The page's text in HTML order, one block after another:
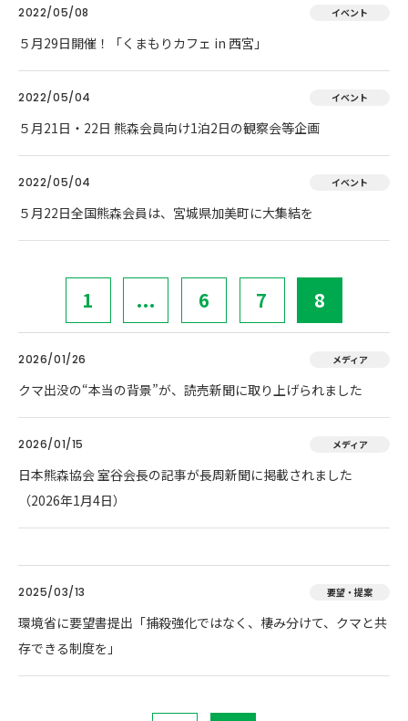
2022/05/08 イベント
５月29日開催！「くまもりカフェ in 西宮」
2022/05/04 イベント
５月21日・22日 熊森会員向け1泊2日の観察会等企画
2022/05/04 イベント
５月22日全国熊森会員は、宮城県加美町に大集結を
1 ... 6 7 8
2026/01/26 メディア
クマ出没の“本当の背景”が、読売新聞に取り上げられました
2026/01/15 メディア
日本熊森協会 室谷会長の記事が長周新聞に掲載されました
（2026年1月4日）
2025/03/13 要望・提案
環境省に要望書提出「捕殺強化ではなく、棲み分けて、クマと共
存できる制度を」